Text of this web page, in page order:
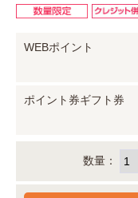
WEBポイント
ポイント券ギフト券
数量：